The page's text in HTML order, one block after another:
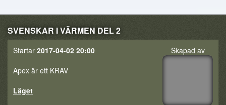
SVENSKAR I VÄRMEN DEL 2
Skapad av
Startar 2017-04-02 20:00
Apex är ett KRAV
Läget